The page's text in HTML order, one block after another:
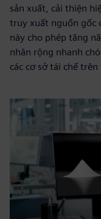
sản xuất, cải thiện
truy xuất nguồn gốc
này cho phép tăng
nhân rộng nhanh
các cơ sở tái chế trên